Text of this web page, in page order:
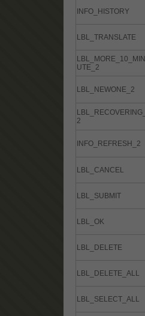
INFO_HISTORY
LBL_TRANSLATE
LBL_MORE_10_MIN
UTE_2
LBL_NEWONE_2
LBL_RECOVERING_
2
INFO_REFRESH_2
LBL_CANCEL
LBL_SUBMIT
LBL_OK
LBL_DELETE
LBL_DELETE_ALL
LBL_SELECT_ALL